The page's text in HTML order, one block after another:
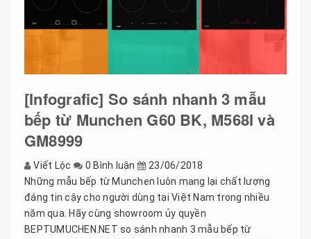
[Infografic] So sánh nhanh 3 mẫu
bếp từ Munchen G60 BK, M568I và
GM8999
Viết Lộc 0 Bình luận
23/06/2018
Những mẫu bếp từ Munchen luôn mang lại chất lượng
đáng tin cậy cho người dùng tại Việt Nam trong nhiều
năm qua. Hãy cùng showroom ủy quyền
BEPTUMUCHEN.NET so sánh nhanh 3 mẫu bếp từ